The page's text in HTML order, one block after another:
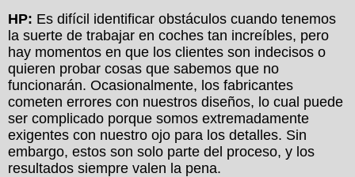
HP: Es difícil identificar obstáculos cuando tenemos
la suerte de trabajar en coches tan increíbles, pero
hay momentos en que los clientes son indecisos o
quieren probar cosas que sabemos que no
funcionarán. Ocasionalmente, los fabricantes
cometen errores con nuestros diseños, lo cual puede
ser complicado porque somos extremadamente
exigentes con nuestro ojo para los detalles. Sin
embargo, estos son solo parte del proceso, y los
resultados siempre valen la pena.